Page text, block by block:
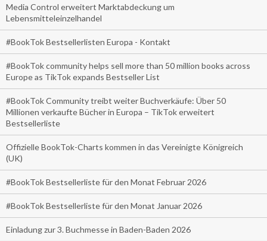
Media Control erweitert Marktabdeckung um
Lebensmitteleinzelhandel
#BookTok Bestsellerlisten Europa - Kontakt
#BookTok community helps sell more than 50 million books across
Europe as TikTok expands Bestseller List
#BookTok Community treibt weiter Buchverkäufe: Über 50
Millionen verkaufte Bücher in Europa – TikTok erweitert
Bestsellerliste
Offizielle BookTok-Charts kommen in das Vereinigte Königreich
(UK)
#BookTok Bestsellerliste für den Monat Februar 2026
#BookTok Bestsellerliste für den Monat Januar 2026
Einladung zur 3. Buchmesse in Baden-Baden 2026